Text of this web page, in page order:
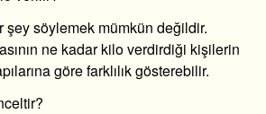
şey söylemek mümkün değildir.
ne kadar kilo verdirdiği kişilerin
göre farklılık gösterebilir.